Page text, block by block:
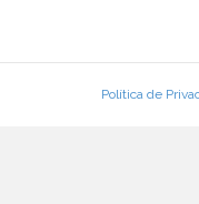
Política de